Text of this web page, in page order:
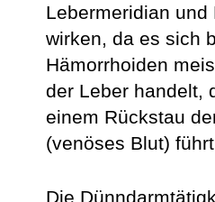
Lebermeridian und
wirken, da es sich
Hämorrhoiden
der Leber handelt,
einem Rückstau
(venöses Blut) führt.
Die